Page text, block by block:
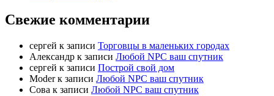
Свежие комментарии
cергей к записи Торговцы в маленьких городах
Александр к записи Любой NPC ваш спутник
cергей к записи Построй свой дом
Moderк записи Любой NPC ваш спутник
Сова к записи Любой NPC ваш спутник